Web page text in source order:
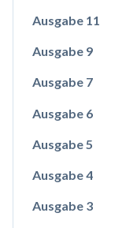
Ausgabe 11
Ausgabe 9
Ausgabe 7
Ausgabe 6
Ausgabe 5
Ausgabe 4
Ausgabe 3